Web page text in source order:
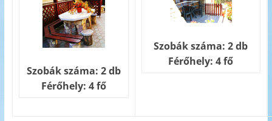
Szobák száma: 2 db
Férőhely: 4 fő
Szobák száma: 2 db
Férőhely: 4 fő